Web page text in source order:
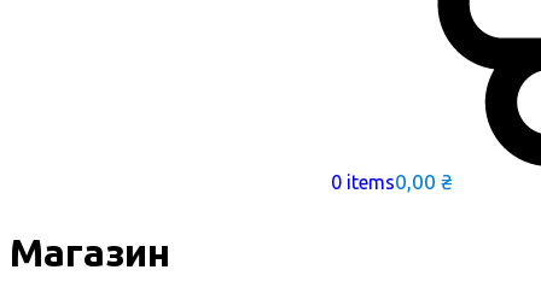
0 items0,00 ₴
Магазин